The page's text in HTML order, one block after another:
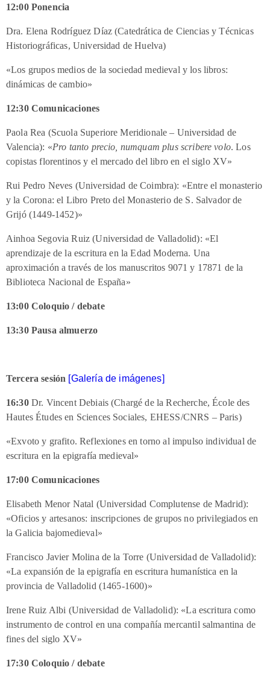
12:00 Ponencia
Dra. Elena Rodríguez Díaz (Catedrática de Ciencias y Técnicas
Historiográficas, Universidad de Huelva)
«Los grupos medios de la sociedad medieval y los libros:
dinámicas de cambio»
12:30 Comunicaciones
Paola Rea (Scuola Superiore Meridionale – Universidad de
Valencia): «Pro tanto precio, numquam plus scribere volo. Los
copistas florentinos y el mercado del libro en el siglo XV»
Rui Pedro Neves (Universidad de Coimbra): «Entre el monasterio
y la Corona: el Libro Preto del Monasterio de S. Salvador de
Grijó (1449-1452)»
Ainhoa Segovia Ruiz (Universidad de Valladolid): «El
aprendizaje de la escritura en la Edad Moderna. Una
aproximación a través de los manuscritos 9071 y 17871 de la
Biblioteca Nacional de España»
13:00 Coloquio / debate
13:30 Pausa almuerzo
Tercera sesión [Galería de imágenes]
16:30Dr. Vincent Debiais (Chargé de la Recherche, École des
Hautes Études en Sciences Sociales, EHESS/CNRS – Paris)
«Exvoto y grafito. Reflexiones en torno al impulso individual de
escritura en la epigrafía medieval»
17:00 Comunicaciones
Elisabeth Menor Natal (Universidad Complutense de Madrid):
«Oficios y artesanos: inscripciones de grupos no privilegiados en
la Galicia bajomedieval»
Francisco Javier Molina de la Torre (Universidad de Valladolid):
«La expansión de la epigrafía en escritura humanística en la
provincia de Valladolid (1465-1600)»
Irene Ruiz Albi (Universidad de Valladolid): «La escritura como
instrumento de control en una compañía mercantil salmantina de
fines del siglo XV»
17:30 Coloquio / debate